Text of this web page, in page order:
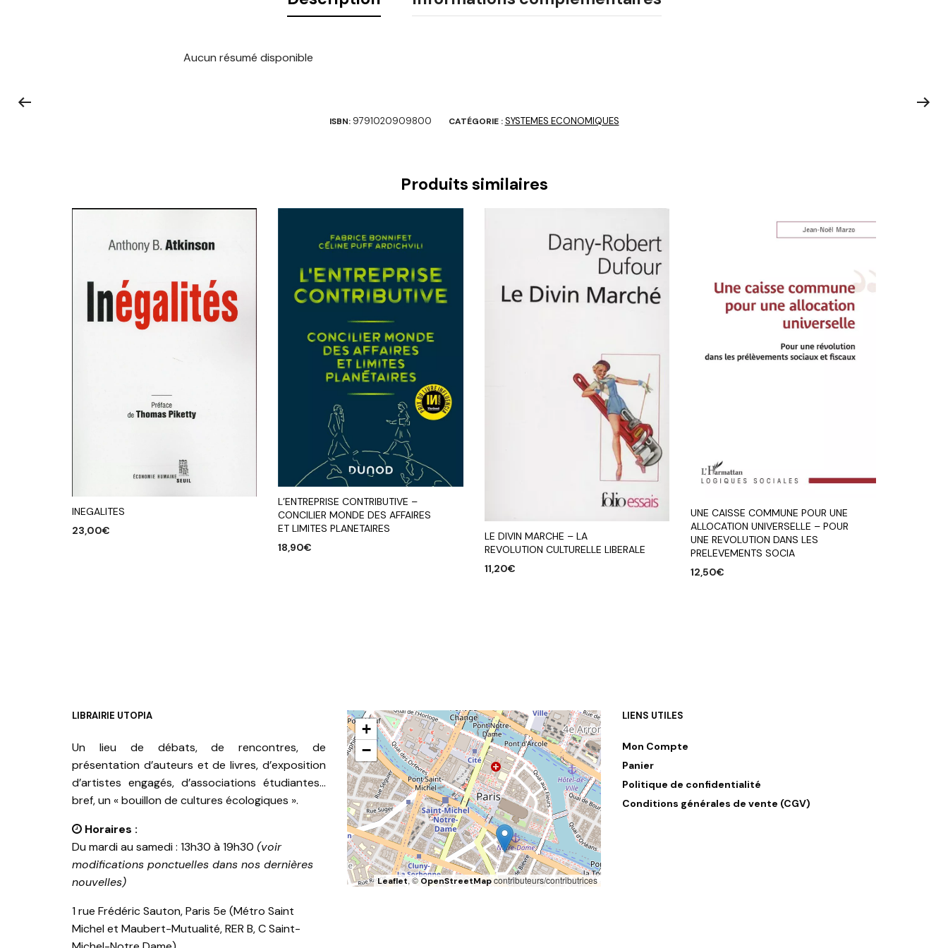
Aucun résumé disponible
ISBN: 9791020909800 CATÉGORIE :SYSTEMES ECONOMIQUES
Produits similaires
INEGALITES
23,00€
L’ENTREPRISE CONTRIBUTIVE –
CONCILIER MONDE DES AFFAIRES
ET LIMITES PLANETAIRES
18,90€
LE DIVIN MARCHE – LA
REVOLUTION CULTURELLE LIBERALE
11,20€
UNE CAISSE COMMUNE POUR UNE
ALLOCATION UNIVERSELLE – POUR
UNE REVOLUTION DANS LES
PRELEVEMENTS SOCIA
12,50€
LIBRAIRIE UTOPIA
Un lieu de débats, de rencontres, de
présentation d’auteurs et de livres, d’exposition
d’artistes engagés, d’associations étudiantes…
bref, un « bouillon de cultures écologiques ».
Horaires :
Du mardi au samedi : 13h30 à 19h30 (voir
modifications ponctuelles dans nos dernières
nouvelles)
1 rue Frédéric Sauton, Paris 5e (Métro Saint
Michel et Maubert-Mutualité, RER B, C Saint-
+
−
Leaflet, ©OpenStreetMapcontributeurs/contributrices
LIENS UTILES
Mon Compte
Panier
Politique de confidentialité
Conditions générales de vente (CGV)